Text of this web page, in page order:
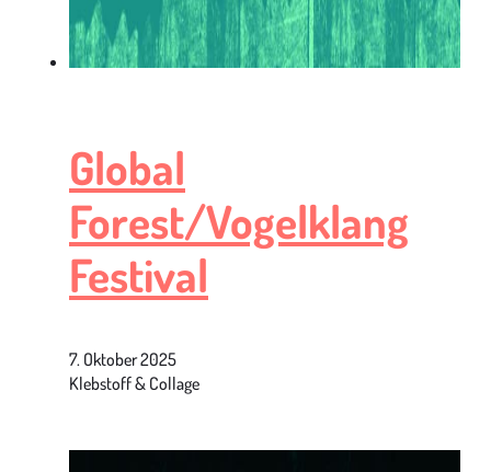
Global
Forest/Vogelklang
Festival
7. Oktober 2025
Klebstoff & Collage